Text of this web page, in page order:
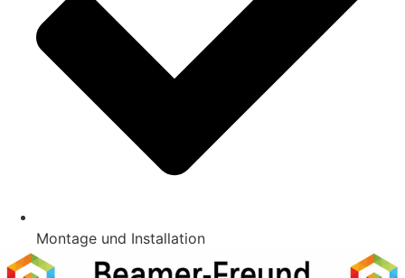
Montage und Installation